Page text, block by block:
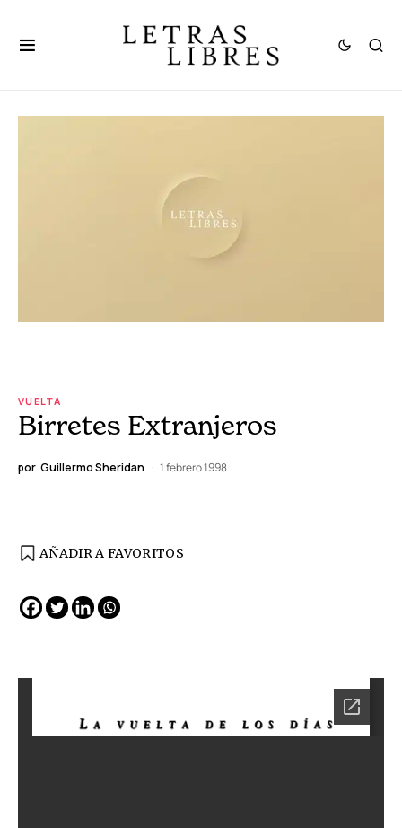
VUELTA
Birretes Extranjeros
por Guillermo Sheridan 1 febrero 1998
AÑADIR A FAVORITOS